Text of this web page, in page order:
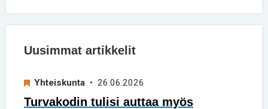
Uusimmat artikkelit
Yhteiskunta • 26.06.2026
Turvakodin tulisi auttaa myös